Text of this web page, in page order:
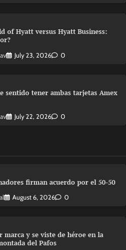
of Hyatt versus Hyatt Business:
July 23, 2026 0
sentido tener ambas tarjetas Amex
July 22, 2026 0
firman acuerdo por el 50-50
August 6, 2026 0
marca y se viste de héroe en la
del Pafos